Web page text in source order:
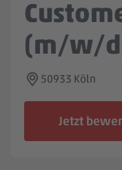
(m/w/
50933 Köln
Jetzt